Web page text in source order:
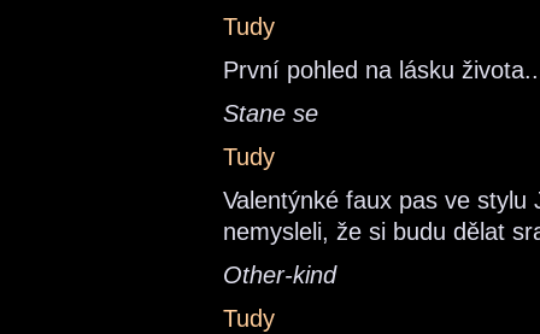
Tudy
První pohled na lásku
Stane se
Tudy
Valentýnké faux pas ve
nemysleli, že si budu dělat
Other-kind
Tudy